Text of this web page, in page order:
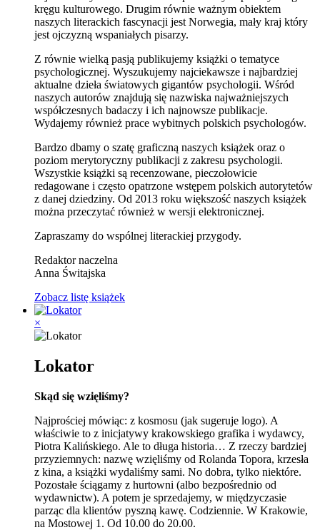
kręgu kulturowego. Drugim równie ważnym obiektem
naszych literackich fascynacji jest Norwegia, mały kraj który
jest ojczyzną wspaniałych pisarzy.
Z równie wielką pasją publikujemy książki o tematyce
psychologicznej. Wyszukujemy najciekawsze i najbardziej
aktualne dzieła światowych gigantów psychologii. Wśród
naszych autorów znajdują się nazwiska najważniejszych
współczesnych badaczy i ich najnowsze publikacje.
Wydajemy również prace wybitnych polskich psychologów.
Bardzo dbamy o szatę graficzną naszych książek oraz o
poziom merytoryczny publikacji z zakresu psychologii.
Wszystkie książki są recenzowane, pieczołowicie
redagowane i często opatrzone wstępem polskich autorytetów
z danej dziedziny. Od 2013 roku większość naszych książek
można przeczytać również w wersji elektronicznej.
Zapraszamy do wspólnej literackiej przygody.
Redaktor naczelna
Anna Świtajska
Zobacz listę książek
×
Lokator
Skąd się wzięliśmy?
Najprościej mówiąc: z kosmosu (jak sugeruje logo). A
właściwie to z inicjatywy krakowskiego grafika i wydawcy,
Piotra Kalińskiego. Ale to długa historia… Z rzeczy bardziej
przyziemnych: nazwę wzięliśmy od Rolanda Topora, krzesła
z kina, a książki wydaliśmy sami. No dobra, tylko niektóre.
Pozostałe ściągamy z hurtowni (albo bezpośrednio od
wydawnictw). A potem je sprzedajemy, w międzyczasie
parząc dla klientów pyszną kawę. Codziennie. W Krakowie,
na Mostowej 1. Od 10.00 do 20.00.